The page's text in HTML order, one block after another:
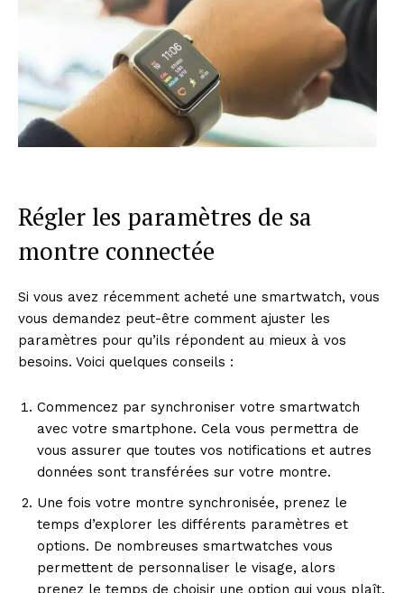
Régler les paramètres de sa
montre connectée
Si vous avez récemment acheté une smartwatch, vous
vous demandez peut-être comment ajuster les
paramètres pour qu’ils répondent au mieux à vos
besoins. Voici quelques conseils :
Commencez par synchroniser votre smartwatch
avec votre smartphone. Cela vous permettra de
vous assurer que toutes vos notifications et autres
données sont transférées sur votre montre.
Une fois votre montre synchronisée, prenez le
temps d’explorer les différents paramètres et
options. De nombreuses smartwatches vous
permettent de personnaliser le visage, alors
prenez le temps de choisir une option qui vous plaît.